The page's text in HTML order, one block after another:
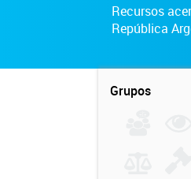
Recursos
República
Grupos